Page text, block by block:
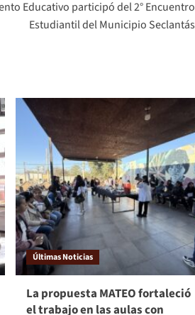
Educativo participó del 2° Encuentro
Estudiantil del Municipio Seclantás
Últimas Noticias
La propuesta MATEO fortaleció
el trabajo en las aulas con